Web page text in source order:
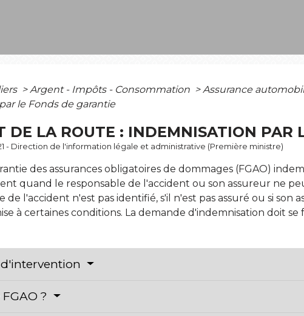
> Argent - Impôts - Consommation > Assurance
le Fonds de garantie
DE LA ROUTE : INDEMNISATION PAR
- Direction de l'information légale et administrative (Première ministre)
des assurances obligatoires de dommages (FGAO)
quand le responsable de l'accident ou son assureur ne
de l'accident n'est pas identifié, s'il n'est pas assuré ou si son
à certaines conditions. La demande d'indemnisation doit
?